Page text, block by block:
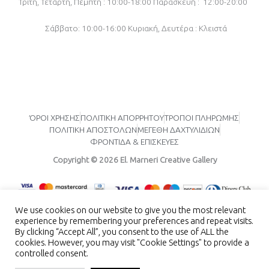
k
a
Σάββατο: 10:00-16:00 Κυριακή, Δευτέρα : Κλειστά
ΌΡΟΙ ΧΡΗΣΗΣΠΟΛΙΤΙΚΗ ΑΠΟΡΡΗΤΟΥΤΡΟΠΟΙ ΠΛΗΡΩΜΗΣ
ΠΟΛΙΤΙΚΗ ΑΠΟΣΤΟΛΩΝΜΕΓΕΘΗ ΔΑΧΤΥΛΙΔΙΩΝ
ΦΡΟΝΤΙΔΑ & ΕΠΙΣΚΕΥΕΣ
Copyright © 2026 El. Marneri Creative Gallery
We use cookies on our website to give you the most relevant
experience by remembering your preferences and repeat visits.
By clicking “Accept All”, you consent to the use of ALL the
cookies. However, you may visit "Cookie Settings" to provide a
controlled consent.